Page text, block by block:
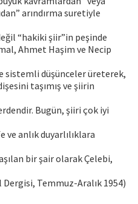
arındırma suretiyle
“hakiki şiir”in peşinde
Ahmet Haşim ve Necip
sistemli düşünceler üreterek,
taşımış ve şiirin
Bugün, şiiri çok iyi
anlık duyarlılıklara
bir şair olarak Çelebi,
Temmuz-Aralık 1954)